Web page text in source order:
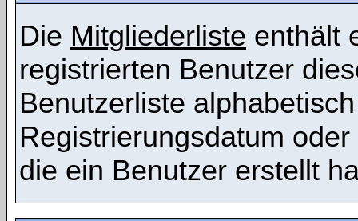
Die Mitgliederliste enthält
registrierten Benutzer
Benutzerliste
Registrierungsdatum
die ein Benutzer erstellt